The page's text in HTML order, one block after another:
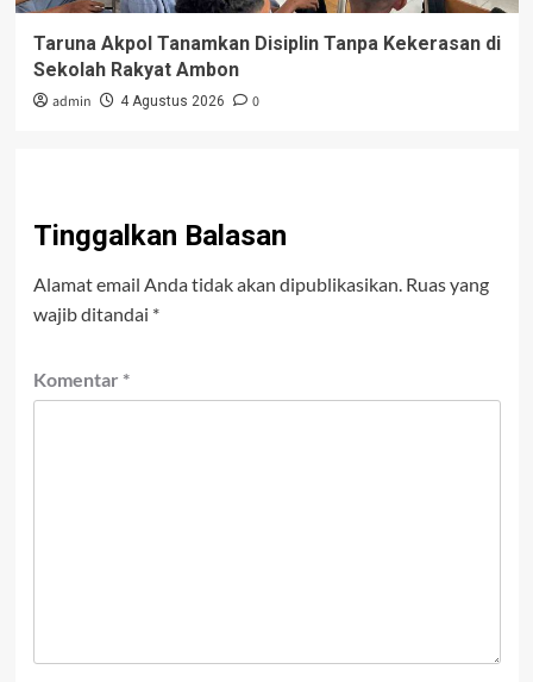
Taruna Akpol Tanamkan Disiplin Tanpa Kekerasan di
Sekolah Rakyat Ambon
admin 4 Agustus 2026 0
Tinggalkan Balasan
Alamat email Anda tidak akan dipublikasikan. Ruas yang
wajib ditandai *
Komentar *